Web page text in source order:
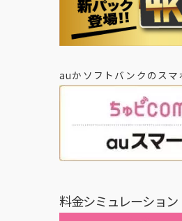
auかソフトバンクのス
料金シミュレーション